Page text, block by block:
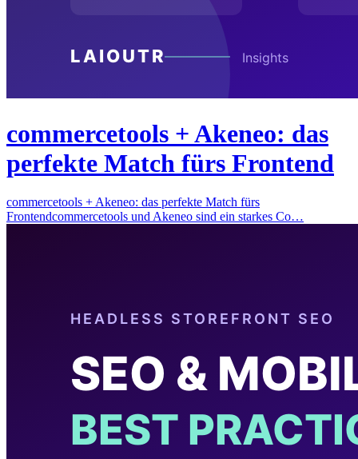
commercetools + Akeneo: das
perfekte Match fürs Frontend
commercetools + Akeneo: das perfekte Match fürs
Frontendcommercetools und Akeneo sind ein starkes Co…